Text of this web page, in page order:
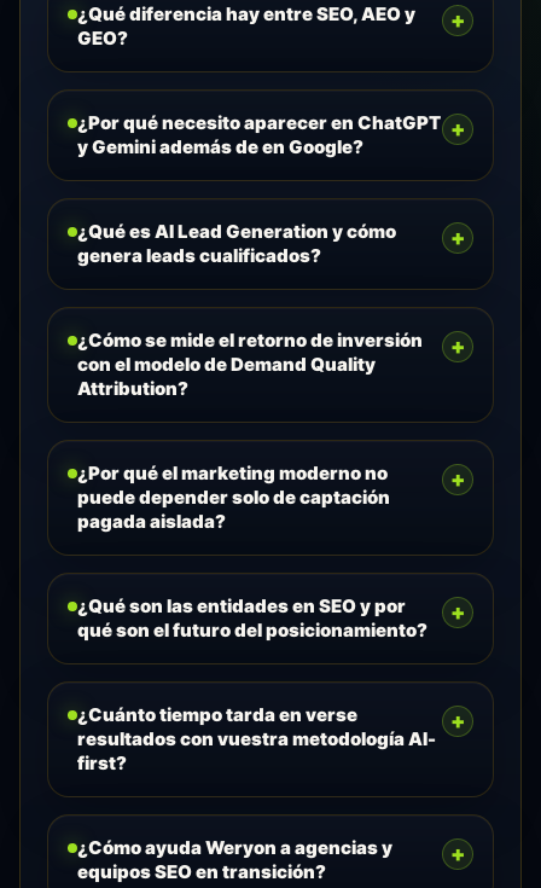
¿Qué diferencia hay entre SEO, AEO y
GEO?
+
¿Por qué necesito aparecer en ChatGPT
y Gemini además de en Google?
+
¿Qué es AI Lead Generation y cómo
genera leads cualificados?
+
¿Cómo se mide el retorno de inversión
con el modelo de Demand Quality
Attribution?
+
¿Por qué el marketing moderno no
puede depender solo de captación
pagada aislada?
+
¿Qué son las entidades en SEO y por
qué son el futuro del posicionamiento?
+
¿Cuánto tiempo tarda en verse
resultados con vuestra metodología AI-
first?
+
¿Cómo ayuda Weryon a agencias y
equipos SEO en transición?
+